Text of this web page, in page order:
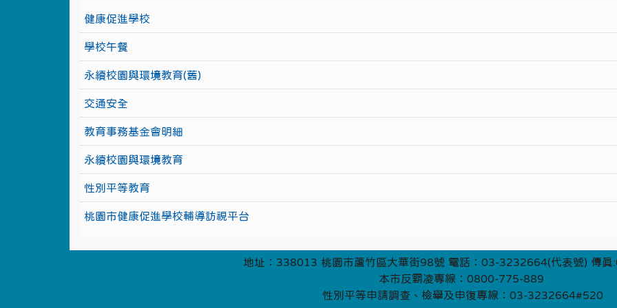
健康促進學校
學校午餐
永續校園與環境教育(舊)
交通安全
教育事務基金會明細
永續校園與環境教育
性別平等教育
桃園市健康促進學校輔導訪視平台
地址：338013 桃園市蘆竹區大華街98號 電話：03-3232664(代表號) 傳
本市反霸凌專線：0800-775-889
性別平等申請調查、檢舉及申復專線：03-3232664#520